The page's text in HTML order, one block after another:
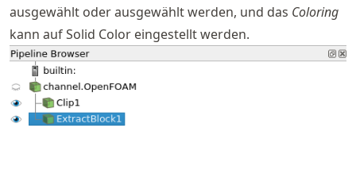
ausgewählt oder ausgewählt werden, und das Coloring
kann auf Solid Color eingestellt werden.